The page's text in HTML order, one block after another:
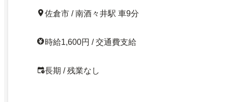
佐倉市 / 南酒々井駅 車9分
時給1,600円 / 交通費支給
長期 / 残業なし